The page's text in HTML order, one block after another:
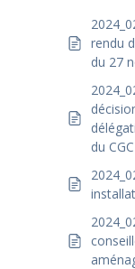
rendu
du 27
du